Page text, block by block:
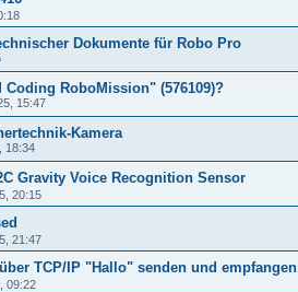
Dokumente für Robo Pro
RoboMission" (576109)?
15:47
Kamera
18:34
Gravity Voice Recognition Sensor
20:15
21:47
TCP/IP "Hallo" senden und empfangen
09:22